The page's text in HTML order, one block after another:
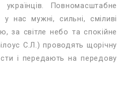
Повномасштабне
нас мужні, сильні, сміливі
за світле небо та спокійне
С.Л.) проводять щорічну
і передають на передову